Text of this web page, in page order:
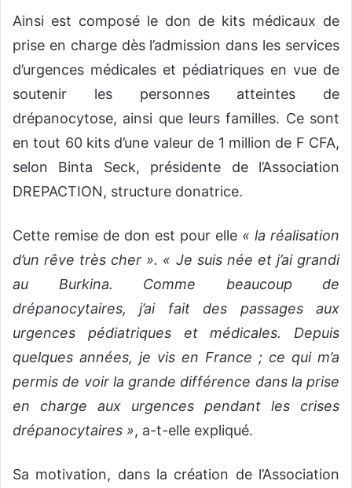
Ainsi est composé le don de kits médicaux de
prise en charge dès l’admission dans les services
d’urgences médicales et pédiatriques en vue de
soutenir les personnes atteintes de
drépanocytose, ainsi que leurs familles. Ce sont
en tout 60 kits d’une valeur de 1 million de F CFA,
selon Binta Seck, présidente de l’Association
DREPACTION, structure donatrice.
Cette remise de don est pour elle « la réalisation
d’un rêve très cher ». « Je suis née et j’ai grandi
au Burkina. Comme beaucoup de
drépanocytaires, j’ai fait des passages aux
urgences pédiatriques et médicales. Depuis
quelques années, je vis en France ; ce qui m’a
permis de voir la grande différence dans la prise
en charge aux urgences pendant les crises
drépanocytaires », a-t-elle expliqué.
Sa motivation, dans la création de l’Association